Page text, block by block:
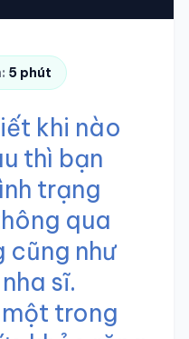
5 phút
khi nào
thì bạn
trạng
qua
như
sĩ.
trong